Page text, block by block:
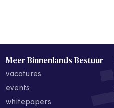
Meer Binnenlands Bestuur
vacatures
events
whitepapers